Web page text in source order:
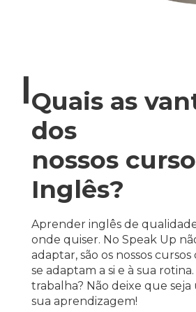
Quais as
dos
nossos
Inglês?
Aprender inglês de
onde quiser. No Speak Up
adaptar, são os nossos
se adaptam a si e à sua rotina
trabalha? Não deixe que
sua aprendizagem!